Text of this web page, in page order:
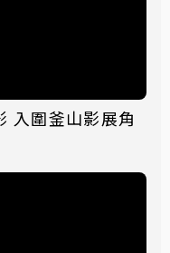
入圍釜山影展角